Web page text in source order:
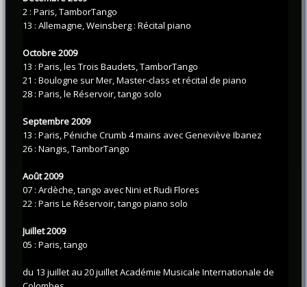
2 : Paris, TamborTango
13 : Allemagne, Weinsberg : Récital piano
Octobre 2009
13 : Paris, les Trois Baudets, TamborTango
21 : Boulogne sur Mer, Master-class et récital de piano
28 : Paris, le Réservoir, tango solo
Septembre 2009
13 : Paris, Péniche Crumb 4 mains avec Geneviève Ibanez
26 : Nangis, TamborTango
Août 2009
07 : Ardèche, tango avec Nini et Rudi Flores
22 : Paris Le Réservoir, tango piano solo
Juillet 2009
05 : Paris, tango
du 13 juillet au 20 juillet Académie Musicale Internationale de